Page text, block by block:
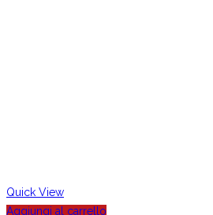
Quick View
Aggiungi al carrello